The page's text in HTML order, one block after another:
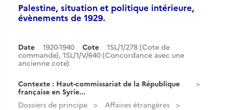
Palestine, situation et politique intérieure,
évènements de 1929.
Date 1920-1940 Cote
1SL/1/278 (Cote de
commande), 1SL/1/V/640 (Concordance avec une
ancienne cote)
Contexte : Haut-commissariat de la République
française en Syrie...
Dossiers de principe
Affaires étrangères